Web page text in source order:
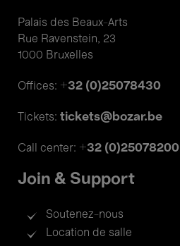
Palais des Beaux-Arts
Rue Ravenstein, 23
1000 Bruxelles
Offices: +32 (0)25078430
Tickets: tickets@bozar.be
Call center: +32 (0)25078200
Join & Support
Soutenez-nous
Location de salle